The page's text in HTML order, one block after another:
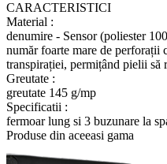
CARACTERISTICI
Material :
denumire - Sensor (poliester
număr foarte mare de perforații
transpirației, permițând pielii să
Greutate :
greutate 145 g/mp
Specificatii :
fermoar lung si 3 buzunare la
Produse din aceeasi gama